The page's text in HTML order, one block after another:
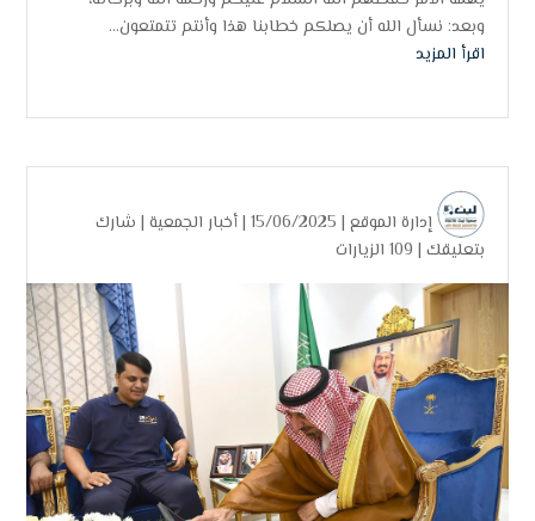
وبعد: نسأل الله أن يصلكم خطابنا هذا وأنتم تتمتعون...
اقرأ المزيد
إدارة الموقع | 15/06/2025 | أخبار الجمعية | شارك
بتعليقك | 109 الزيارات